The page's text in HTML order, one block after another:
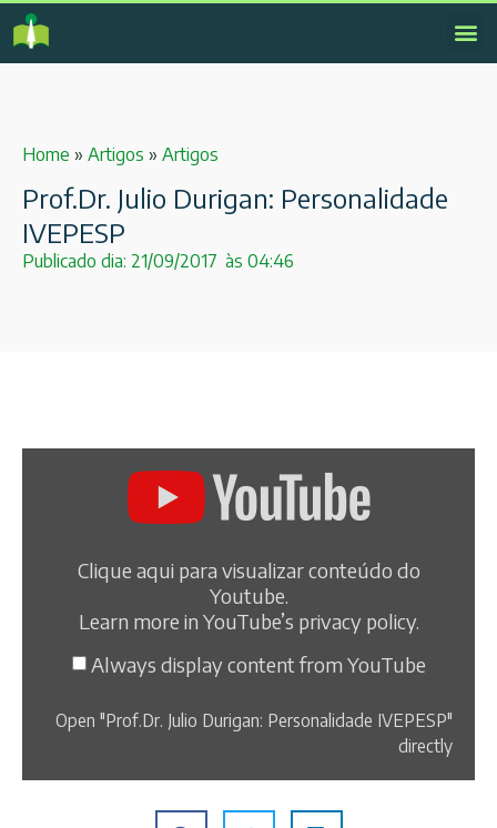
Home » Artigos » Artigos
Prof.Dr. Julio Durigan: Personalidade
IVEPESP
Publicado dia: 21/09/2017 às 04:46
Clique aqui para visualizar conteúdo do
Youtube.
Learn more in YouTube’s privacy policy.
Always display content from YouTube
Open "Prof.Dr. Julio Durigan: Personalidade IVEPESP"
directly